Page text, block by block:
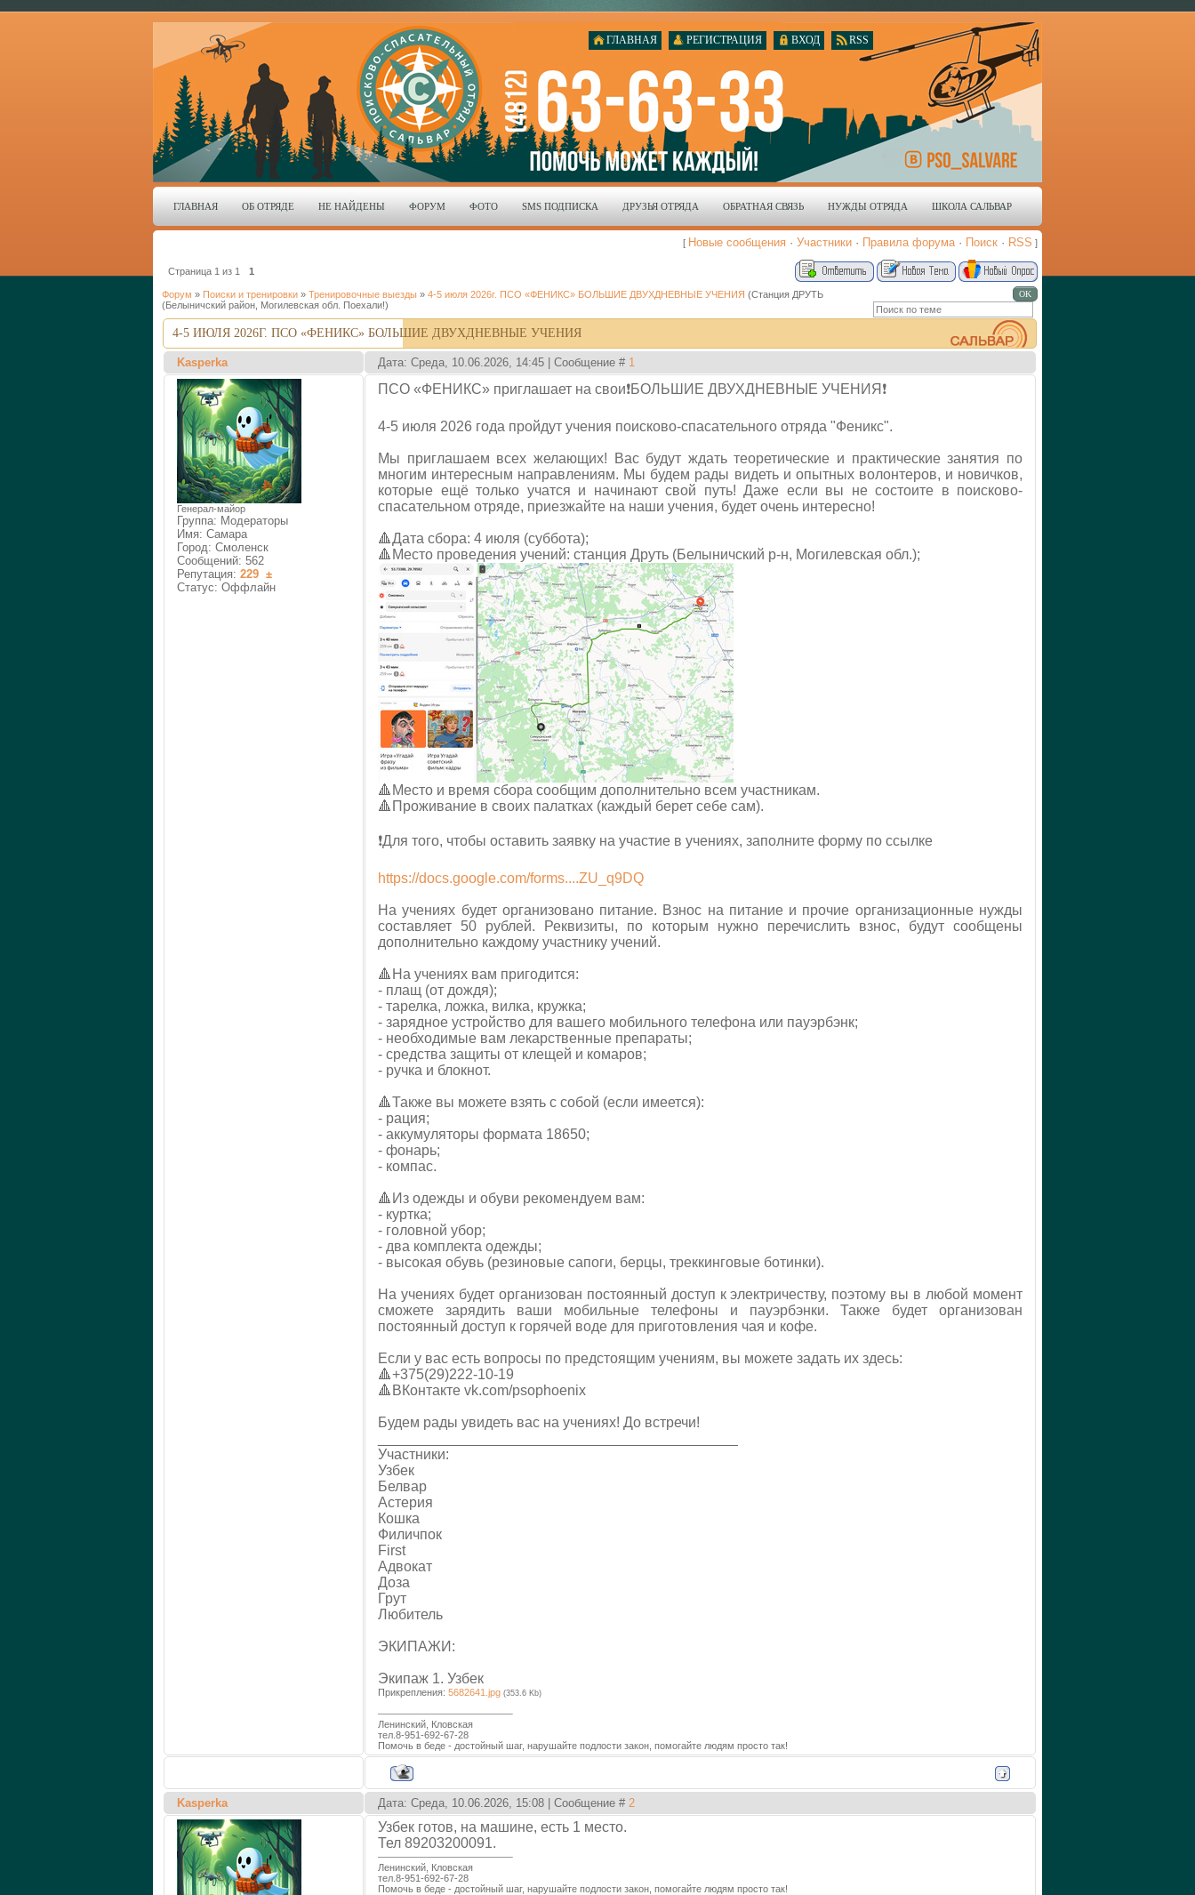
RSS
ВХОД
РЕГИСТРАЦИЯ
ГЛАВНАЯ
ГЛАВНАЯ ОБ ОТРЯДЕ НЕ НАЙДЕНЫ ФОРУМ ФОТО SMS ПОДПИСКА ДРУЗЬЯ ОТРЯДА ОБРАТНАЯ СВЯЗЬ НУЖДЫ ОТРЯДА ШКОЛА САЛЬВАР
[ Новые сообщения · Участники · Правила форума· Поиск · RSS ]
Страница 1 из 1 1
Форум » Поиски и тренировки » Тренировочные выезды » 4-5 июля 2026г. ПСО «ФЕНИКС» БОЛЬШИЕ ДВУХДНЕВНЫЕ УЧЕНИЯ (Станция ДРУТЬ
(Белыничский район, Могилевская обл. Поехали!)
4-5 ИЮЛЯ 2026Г. ПСО «ФЕНИКС» БОЛЬШИЕ ДВУХДНЕВНЫЕ УЧЕНИЯ
Kasperka Дата: Среда, 10.06.2026, 14:45 | Сообщение # 1
Генерал-майор
Группа: Модераторы
Имя: Самара
Город: Смоленск
Сообщений: 562
Репутация: 229 ±
Статус: Оффлайн
ПСО «ФЕНИКС» приглашает на свои❗️БОЛЬШИЕ ДВУХДНЕВНЫЕ УЧЕНИЯ❗️
4-5 июля 2026 года пройдут учения поисково-спасательного отряда "Феникс".
Мы приглашаем всех желающих! Вас будут ждать теоретические и практические занятия по
многим интересным направлениям. Мы будем рады видеть и опытных волонтеров, и новичков,
которые ещё только учатся и начинают свой путь! Даже если вы не состоите в поисково-
спасательном отряде, приезжайте на наши учения, будет очень интересно!
🔺Дата сбора: 4 июля (суббота);
🔺Место проведения учений: станция Друть (Белыничский р-н, Могилевская обл.);
🔺Место и время сбора сообщим дополнительно всем участникам.
🔺Проживание в своих палатках (каждый берет себе сам).
❗️Для того, чтобы оставить заявку на участие в учениях, заполните форму по ссылке
https://docs.google.com/forms....ZU_q9DQ
На учениях будет организовано питание. Взнос на питание и прочие организационные нужды
составляет 50 рублей. Реквизиты, по которым нужно перечислить взнос, будут сообщены
дополнительно каждому участнику учений.
🔺На учениях вам пригодится:
- плащ (от дождя);
- тарелка, ложка, вилка, кружка;
- зарядное устройство для вашего мобильного телефона или пауэрбэнк;
- необходимые вам лекарственные препараты;
- средства защиты от клещей и комаров;
- ручка и блокнот.
🔺Также вы можете взять с собой (если имеется):
- рация;
- аккумуляторы формата 18650;
- фонарь;
- компас.
🔺Из одежды и обуви рекомендуем вам:
- куртка;
- головной убор;
- два комплекта одежды;
- высокая обувь (резиновые сапоги, берцы, треккинговые ботинки).
На учениях будет организован постоянный доступ к электричеству, поэтому вы в любой момент
сможете зарядить ваши мобильные телефоны и пауэрбэнки. Также будет организован
постоянный доступ к горячей воде для приготовления чая и кофе.
Если у вас есть вопросы по предстоящим учениям, вы можете задать их здесь:
🔺+375(29)222-10-19
🔺ВКонтакте vk.com/psophoenix
Будем рады увидеть вас на учениях! До встречи!
Участники:
Узбек
Белвар
Астерия
Кошка
Филичпок
First
Адвокат
Доза
Грут
Любитель
ЭКИПАЖИ:
Экипаж 1. Узбек
Прикрепления: 5682641.jpg (353.6 Kb)
Ленинский, Кловская
тел.8-951-692-67-28
Помочь в беде - достойный шаг, нарушайте подлости закон, помогайте людям просто так!
Kasperka Дата: Среда, 10.06.2026, 15:08 | Сообщение # 2
Узбек готов, на машине, есть 1 место.
Тел 89203200091.
Ленинский, Кловская
тел.8-951-692-67-28
Помочь в беде - достойный шаг, нарушайте подлости закон, помогайте людям просто так!